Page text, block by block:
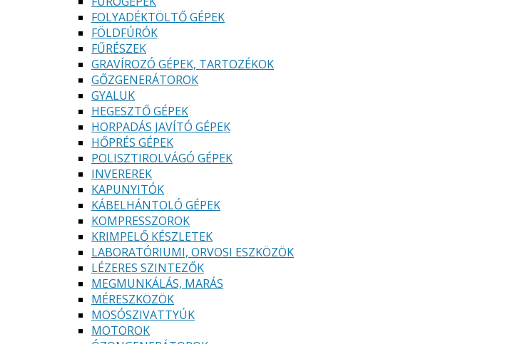
FOLYADÉKTÖLTŐ GÉPEK
FÖLDFÚRÓK
FŰRÉSZEK
GRAVÍROZÓ GÉPEK, TARTOZÉKOK
GŐZGENERÁTOROK
GYALUK
HEGESZTŐ GÉPEK
HORPADÁS JAVÍTÓ GÉPEK
HŐPRÉS GÉPEK
POLISZTIROLVÁGÓ GÉPEK
INVEREREK
KAPUNYITÓK
KÁBELHÁNTOLÓ GÉPEK
KOMPRESSZOROK
KRIMPELŐ KÉSZLETEK
LABORATÓRIUMI, ORVOSI ESZKÖZÖK
LÉZERES SZINTEZŐK
MEGMUNKÁLÁS, MARÁS
MÉRESZKÖZÖK
MOSÓSZIVATTYÚK
MOTOROK